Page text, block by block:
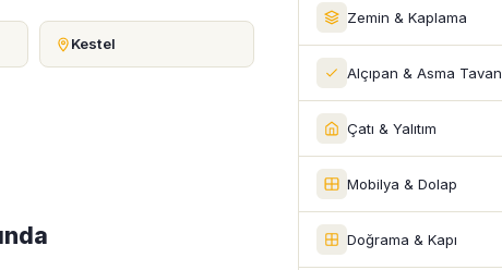
Kestel
Zemin & Kaplama
Alçıpan & Asma Tavan
Çatı & Yalıtım
Mobilya & Dolap
Doğrama & Kapı